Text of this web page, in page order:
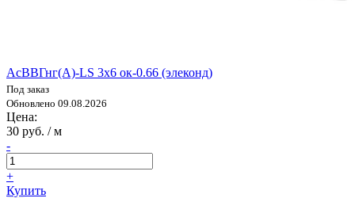
АсВВГнг(А)-LS 3х6 ок-0.66 (элеконд)
Под заказ
Обновлено 09.08.2026
Цена:
30 руб. / м
-
+
Купить